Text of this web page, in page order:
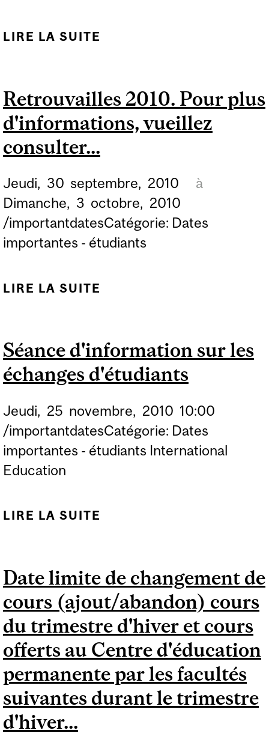
LIRE LA SUITE
PERMANENTE DU
TRIMESTRE D'AUTOMNE
Retrouvailles 2010. Pour plus
d'informations, vueillez
consulter...
Jeudi, 30 septembre, 2010
à
Dimanche, 3 octobre, 2010
/importantdatesCatégorie: Dates
importantes - étudiants
LIRE LA SUITE
VUEILLEZ CONSULTER...
Séance d'information sur les
échanges d'étudiants
Jeudi, 25 novembre, 2010 10:00
/importantdatesCatégorie: Dates
importantes - étudiants International
Education
LIRE LA SUITE
D'ÉTUDIANTS
Date limite de changement de
cours (ajout/abandon) cours
du trimestre d'hiver et cours
offerts au Centre d'éducation
permanente par les facultés
suivantes durant le trimestre
d'hiver...